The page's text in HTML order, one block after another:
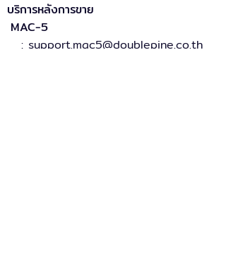
บริการหลังการขาย
MAC-5
: support.mac5@doublepine.co.th